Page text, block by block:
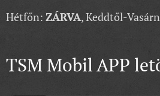
Hétfőn: ZÁRVA, Keddtől-
TSM Mobil APP